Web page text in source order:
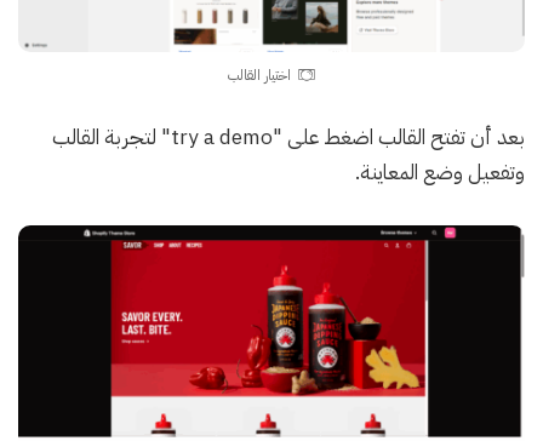
اختيار القالب
بعد أن تفتح القالب اضغط على "try a demo" لتجربة القالب
وتفعيل وضع المعاينة.